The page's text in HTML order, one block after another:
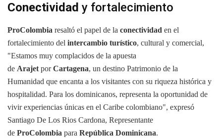
Conectividad y fortalecimiento
ProColombia resaltó el papel de la conectividad en el
fortalecimiento del intercambio turístico, cultural y comercial,
"Estamos muy complacidos de la apuesta
de Arajet porCartagena, un destino Patrimonio de la
Humanidad que encanta a los visitantes con su riqueza histórica y
hospitalidad. Para los dominicanos, representa la oportunidad de
vivir experiencias únicas en el Caribe colombiano", expresó
Santiago De Los Rios Cardona, Representante
de ProColombia para República Dominicana.